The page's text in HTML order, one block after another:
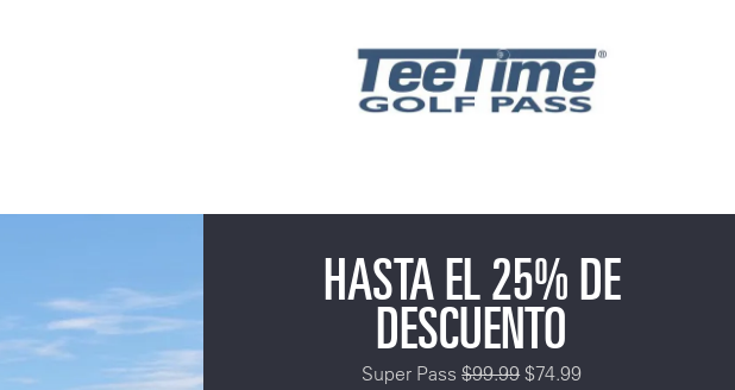
HASTA EL 25% DE
DESCUENTO
Super Pass$99.99$74.99